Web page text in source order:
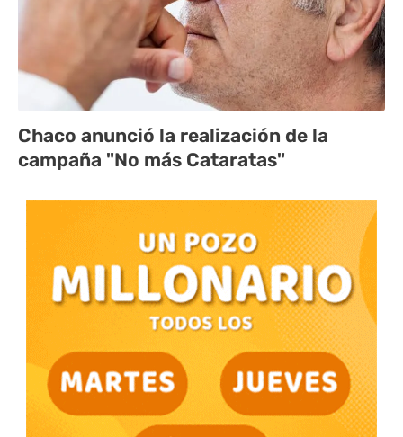
Chaco anunció la realización de la
campaña "No más Cataratas"